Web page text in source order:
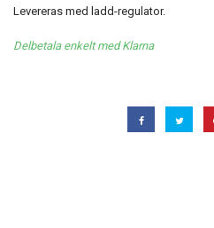
Levereras med ladd-regulator.
Delbetala enkelt med Klarna